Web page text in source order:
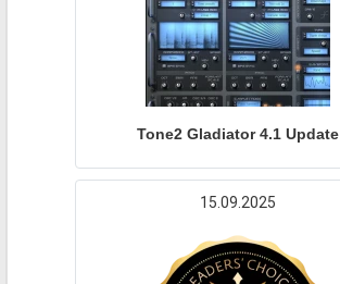
Tone2 Gladiator 4.1 Update
15.09.2025